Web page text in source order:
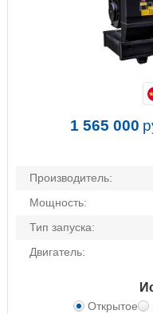
Производитель:
Мощность:
Тип запуска:
Двигатель:
Открытое
1 565 000